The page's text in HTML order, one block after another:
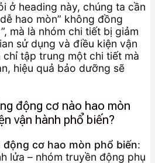
ở heading này, chúng ta cần
hao mòn” không đồng
mà là nhóm chi tiết bị giảm
sử dụng và điều kiện vận
chỉ tập trung một chi tiết mà
hiệu quả bảo dưỡng sẽ
động cơ nào hao mòn
vận hành phổ biến?
cơ hao mòn phổ biến:
lửa – nhóm truyền động phụ